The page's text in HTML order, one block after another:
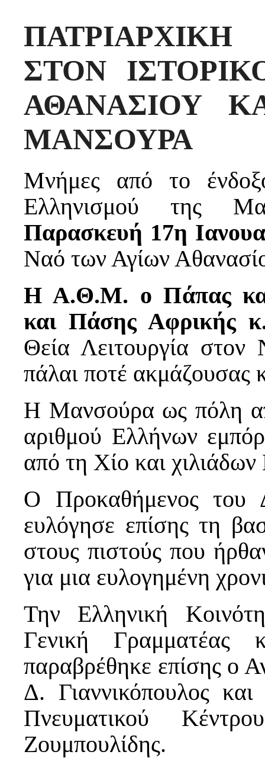
ΠΑΤΡΙΑΡΧΙΚΗ
ΣΤΟΝ
ΑΘΑΝΑΣΙΟΥ
ΜΑΝΣΟΥΡΑ
Μνήμες από το
Ελληνισμού της
Παρασκευή 17η
Ναό των Αγίων
Η Α.Θ.Μ. ο Πάπας και
και Πάσης Αφρικής
Θεία Λειτουργία
πάλαι ποτέ ακμάζουσας
Η Μανσούρα ως πόλη
αριθμού Ελλήνων
από τη Χίο και
Ο Προκαθήμενος του
ευλόγησε επίσης τη
στους πιστούς που
για μια ευλογημένη
Την Ελληνική
Γενική Γραμματέας
παραβρέθηκε επίσης ο
Δ. Γιαννικόπουλος
Πνευματικού
Ζουμπουλίδης.